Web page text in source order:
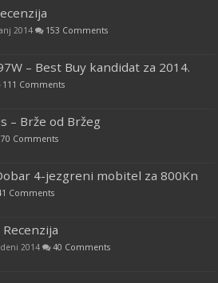
2014 153 Comments
– Best Buy kandidat za 2014.
111 Comments
– Brže od Bržeg
70 Comments
4-jezgreni mobitel za 800Kn
Comments
2014 40 Comments